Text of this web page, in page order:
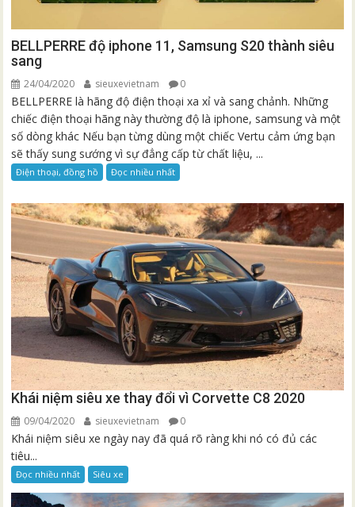
BELLPERRE độ iphone 11, Samsung S20 thành siêu
sang
24/04/2020 sieuxevietnam 0
BELLPERRE là hãng độ điện thoại xa xỉ và sang chảnh. Những
chiếc điện thoại hãng này thường độ là iphone, samsung và một
số dòng khác Nếu bạn từng dùng một chiếc Vertu cảm ứng bạn
sẽ thấy sung sướng vì sự đẳng cấp từ chất liệu, ...
Điện thoại, đồng hồ Đọc nhiều nhất
Khái niệm siêu xe thay đổi vì Corvette C8 2020
09/04/2020 sieuxevietnam 0
Khái niệm siêu xe ngày nay đã quá rõ ràng khi nó có đủ các
tiêu...
Đọc nhiều nhất Siêu xe